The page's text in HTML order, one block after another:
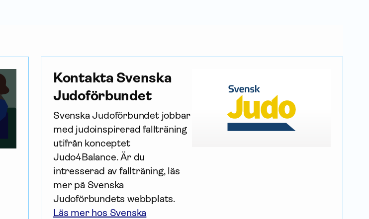
Kontakta Svenska
Judoförbundet
Svenska Judoförbundet jobbar
med judoinspirerad fallträning
utifrån konceptet
Judo4Balance. Är du
intresserad av fallträning, läs
mer på Svenska
Judoförbundets webbplats.
Läs mer hos Svenska